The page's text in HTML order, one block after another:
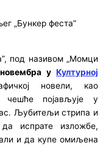
„Бункер феста”
под називом „Момци
уКултурној
новели, као
појављује у
Љубитељи стрипа и
испрате изложбе,
и да купе омиљена